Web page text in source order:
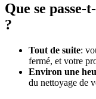
Que se
?
Tout de suite:
fermé, et votre
Environ une
du nettoyage de